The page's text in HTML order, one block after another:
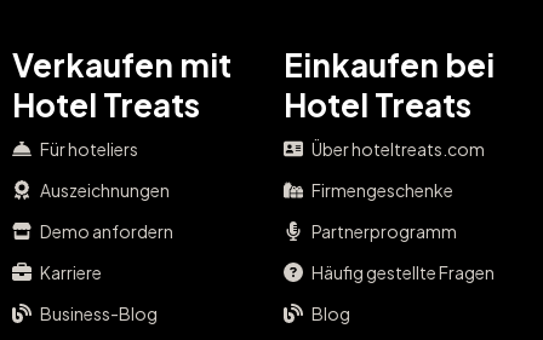
Verkaufen mit
Hotel Treats
Für hoteliers
Auszeichnungen
Demo anfordern
Karriere
Business-Blog
Einkaufen bei
Hotel Treats
Über hoteltreats.com
Firmengeschenke
Partnerprogramm
Häufig gestellte Fragen
Blog